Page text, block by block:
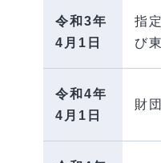
令和3年
4月1日
指
び
令和4年
4月1日
財